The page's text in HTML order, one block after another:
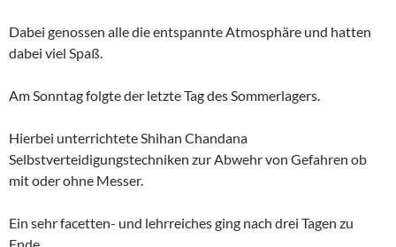
Dabei genossen alle die entspannte Atmosphäre und hatten
dabei viel Spaß.
Am Sonntag folgte der letzte Tag des Sommerlagers.
Hierbei unterrichtete Shihan Chandana
Selbstverteidigungstechniken zur Abwehr von Gefahren ob
mit oder ohne Messer.
Ein sehr facetten- und lehrreiches ging nach drei Tagen zu